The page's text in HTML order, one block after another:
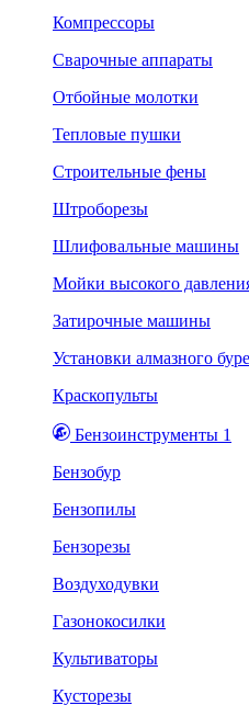
Компрессоры
Сварочные аппараты
Отбойные молотки
Тепловые пушки
Строительные фены
Штроборезы
Шлифовальные машины
Мойки высокого
Затирочные машины
Установки алмазного
Краскопульты
Бензоинструменты 1
Бензобур
Бензопилы
Бензорезы
Воздуходувки
Газонокосилки
Культиваторы
Кусторезы